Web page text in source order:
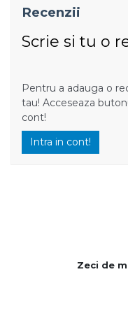
Recenzii
Scrie si tu o
Pentru a adauga o
tau! Acceseaza
cont!
Intra in cont!
Zeci de